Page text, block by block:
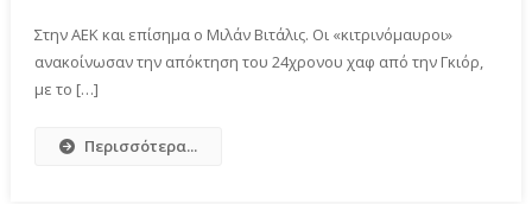
Στην ΑΕΚ και επίσημα ο Μιλάν Βιτάλις. Οι «κιτρινόμαυροι»
ανακοίνωσαν την απόκτηση του 24χρονου χαφ από την Γκιόρ,
με το […]
Περισσότερα...